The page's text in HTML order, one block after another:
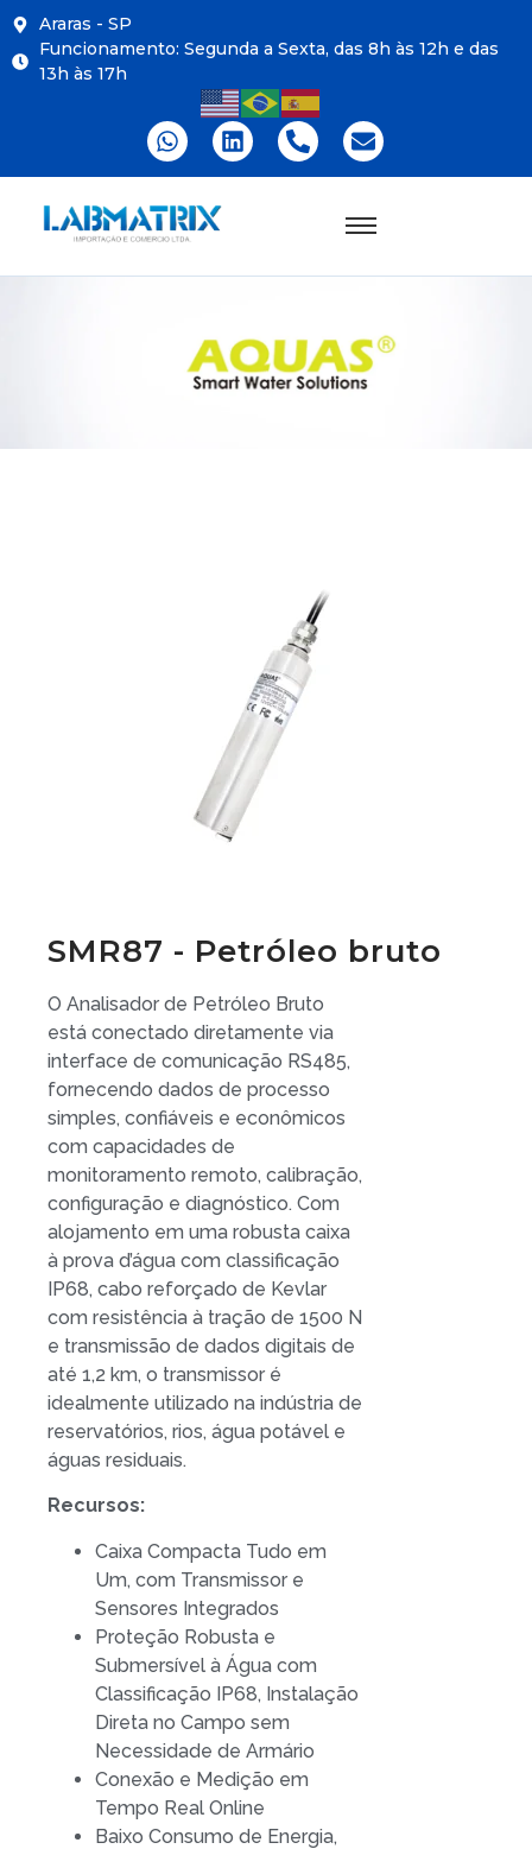
Araras - SP
Funcionamento: Segunda a Sexta, das 8h às 12h e das
13h às 17h
SMR87 - Petróleo bruto
O Analisador de Petróleo Bruto
está conectado diretamente via
interface de comunicação RS485,
fornecendo dados de processo
simples, confiáveis e econômicos
com capacidades de
monitoramento remoto, calibração,
configuração e diagnóstico. Com
alojamento em uma robusta caixa
à prova d’água com classificação
IP68, cabo reforçado de Kevlar
com resistência à tração de 1500 N
e transmissão de dados digitais de
até 1,2 km, o transmissor é
idealmente utilizado na indústria de
reservatórios, rios, água potável e
águas residuais.
Recursos:
Caixa Compacta Tudo em
Um, com Transmissor e
Sensores Integrados
Proteção Robusta e
Submersível à Água com
Classificação IP68, Instalação
Direta no Campo sem
Necessidade de Armário
Conexão e Medição em
Tempo Real Online
Baixo Consumo de Energia,